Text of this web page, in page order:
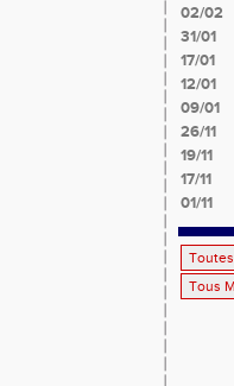
02/02
31/01
17/01
12/01
09/01
26/11
19/11
17/11
01/11